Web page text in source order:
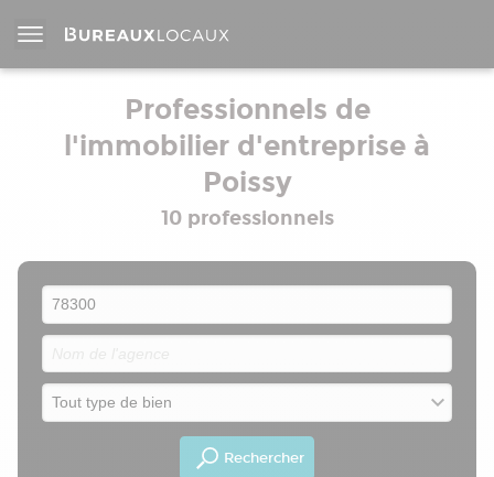
Professionnels de
l'immobilier d'entreprise à
Poissy
10 professionnels
Rechercher